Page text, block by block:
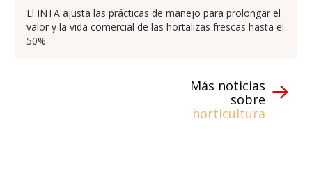
El INTA ajusta las prácticas de manejo para prolongar el
valor y la vida comercial de las hortalizas frescas hasta el
50%.
Más noticias
sobre
horticultura